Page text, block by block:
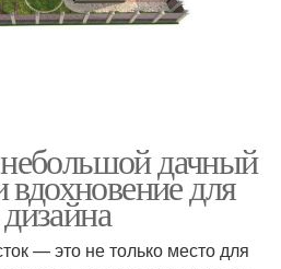
дачный
вдохновение для
— это не только место для